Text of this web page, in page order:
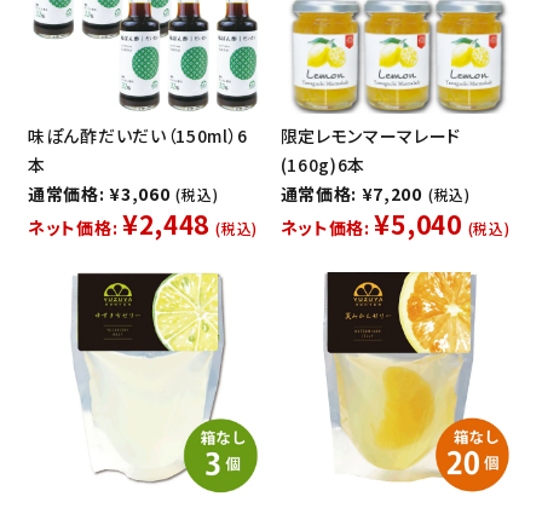
味ぽん酢だいだい（150ml）6
本
通常価格: ¥3,060 (税込)
ネット価格: ¥2,448 (税込)
限定レモンマーマレード
(160g)6本
通常価格: ¥7,200 (税込)
ネット価格: ¥5,040 (税込)